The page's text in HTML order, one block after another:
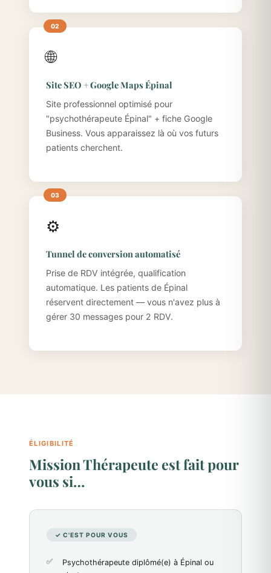
🌐
Site SEO + Google Maps Épinal
Site professionnel optimisé pour
"psychothérapeute Épinal" + fiche Google
Business. Vous apparaissez là où vos futurs
patients cherchent.
⚙️
Tunnel de conversion automatisé
Prise de RDV intégrée, qualification
automatique. Les patients de Épinal
réservent directement — vous n'avez plus à
gérer 30 messages pour 2 RDV.
ÉLIGIBILITÉ
Mission Thérapeute est fait pour
vous si…
✓ C'EST POUR VOUS
Psychothérapeute diplômé(e) à Épinal ou